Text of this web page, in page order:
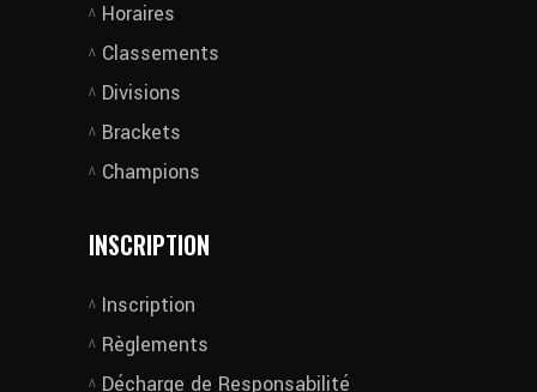
Horaires
Classements
Divisions
Brackets
Champions
INSCRIPTION
Inscription
Règlements
Décharge de Responsabilité